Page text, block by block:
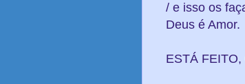
/ e isso os
Deus é Amor.
ESTÁ FEITO,